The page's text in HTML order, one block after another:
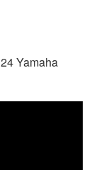
Yamaha